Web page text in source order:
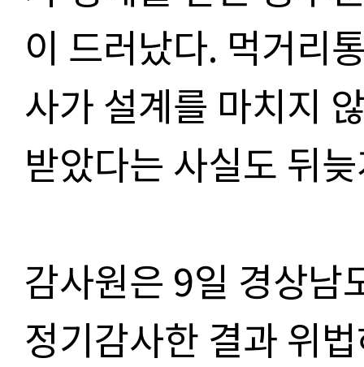
이 드러났다. 먹거리
사가 설계를 마치지
받았다는 사실도 뒤
감사원은 9일 경상남
정기감사한 결과 위